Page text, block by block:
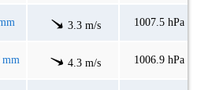
3.3 m/s 1007.5 hPa
4.3 m/s 1006.9 hPa